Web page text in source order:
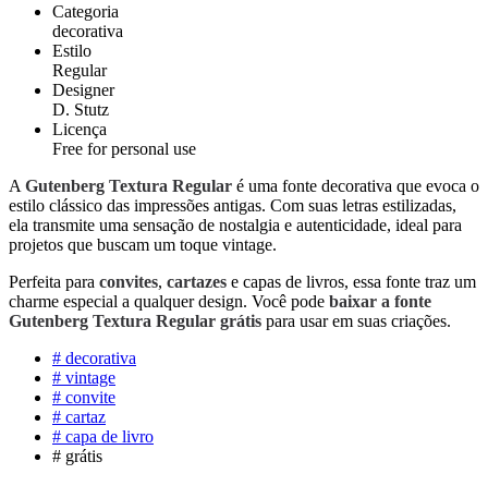
Categoria
decorativa
Estilo
Regular
Designer
D. Stutz
Licença
Free for personal use
A Gutenberg Textura Regular é uma fonte decorativa que evoca o
estilo clássico das impressões antigas. Com suas letras estilizadas,
ela transmite uma sensação de nostalgia e autenticidade, ideal para
projetos que buscam um toque vintage.
Perfeita para convites, cartazes e capas de livros, essa fonte traz um
charme especial a qualquer design. Você pode baixar a fonte
Gutenberg Textura Regular grátis para usar em suas criações.
# decorativa
# vintage
# convite
# cartaz
# capa de livro
# grátis